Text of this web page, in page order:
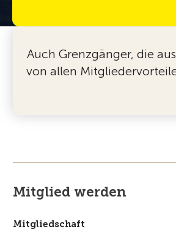
Auch Grenzgänger, die
von allen
Mitglied werden
Mitgliedschaft